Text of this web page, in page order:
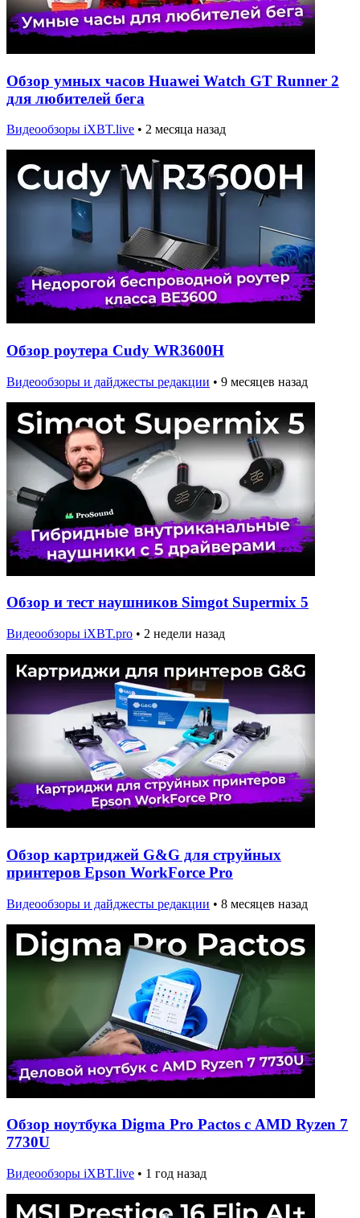
Обзор умных часов Huawei Watch GT Runner 2
для любителей бега
Видеообзоры iXBT.live • 2 месяца назад
Обзор роутера Cudy WR3600H
Видеообзоры и дайджесты редакции • 9 месяцев назад
Обзор и тест наушников Simgot Supermix 5
Видеообзоры iXBT.pro • 2 недели назад
Обзор картриджей G&G для струйных
принтеров Epson WorkForce Pro
Видеообзоры и дайджесты редакции • 8 месяцев назад
Обзор ноутбука Digma Pro Pactos с AMD Ryzen 7
7730U
Видеообзоры iXBT.live • 1 год назад